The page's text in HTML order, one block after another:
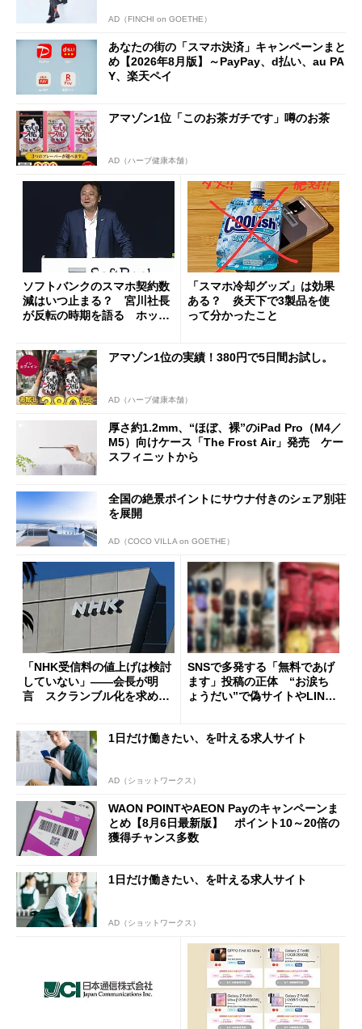
AD（FINCHI on GOETHE）
あなたの街の「スマホ決済」キャンペーンまと
め【2026年8月版】～PayPay、d払い、au PA
Y、楽天ペイ
アマゾン1位「このお茶ガチです」噂のお茶
AD（ハーブ健康本舗）
ソフトバンクのスマホ契約数
減はいつ止まる？ 宮川社長
が反転の時期を語る ホッピ
「スマホ冷却グッズ」は効果
ある？ 炎天下で3製品を使
って分かったこと
アマゾン1位の実績！380円で5日間お試し。
AD（ハーブ健康本舗）
厚さ約1.2mm、“ほぼ、裸”のiPad Pro（M4／
M5）向けケース「The Frost Air」発売 ケー
スフィニットから
全国の絶景ポイントにサウナ付きのシェア別荘
を展開
AD（COCO VILLA on GOETHE）
「NHK受信料の値上げは検討
していない」――会長が明
言 スクランブル化を求める
SNSで多発する「無料であげ
ます」投稿の正体 “お涙ち
ょうだい”で偽サイトやLINE
1日だけ働きたい、を叶える求人サイト
AD（ショットワークス）
WAON POINTやAEON Payのキャンペーンま
とめ【8月6日最新版】 ポイント10～20倍の
獲得チャンス多数
1日だけ働きたい、を叶える求人サイト
AD（ショットワークス）